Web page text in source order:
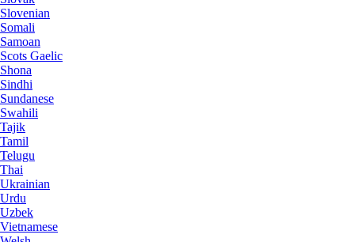
Slovenian
Somali
Samoan
Scots Gaelic
Shona
Sindhi
Sundanese
Swahili
Tajik
Tamil
Telugu
Thai
Ukrainian
Urdu
Uzbek
Vietnamese